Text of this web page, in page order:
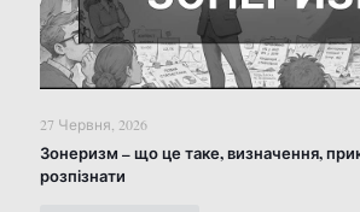
27 Червня, 2026
Зонеризм – що це таке, визначення,
розпізнати